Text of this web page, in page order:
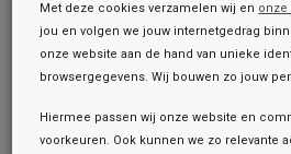
Met deze cookies verzamelen wij en onze
jou en volgen we jouw internetgedrag
onze website aan de hand van unieke
browsergegevens. Wij bouwen zo jouw
Hiermee passen wij onze website en
voorkeuren. Ook kunnen we zo relevante